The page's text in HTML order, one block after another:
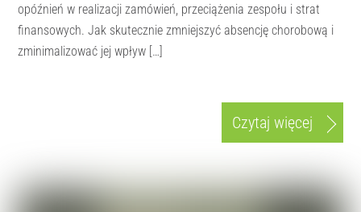
opóźnień w realizacji zamówień, przeciążenia zespołu i strat
finansowych. Jak skutecznie zmniejszyć absencję chorobową i
zminimalizować jej wpływ […]
Czytaj więcej